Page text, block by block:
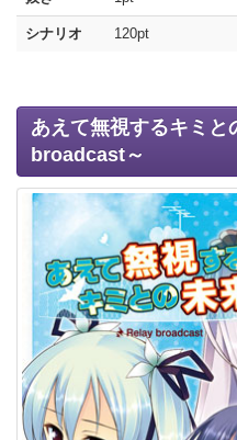
シナリオ 120pt
あえて無視するキミと
broadcast～